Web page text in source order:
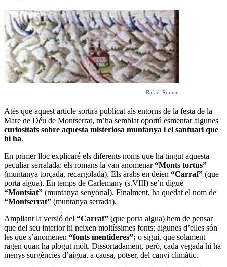
Rafael Romeu
Atès que aquest article sortirà publicat als entorns de la festa de la
Mare de Déu de Montserrat, m’ha semblat oportú esmentar algunes
curiositats sobre aquesta misteriosa muntanya i el santuari que
hi ha.
En primer lloc explicaré els diferents noms que ha tingut aquesta
peculiar serralada: els romans la van anomenar“Monts tortus”
(muntanya torçada, recargolada). Els àrabs en deien “Carraf” (que
porta aigua). En temps de Carlemany (s.VIII) se’n digué
“Montsiat” (muntanya senyorial). Finalment, ha quedat el nom de
“Montserrat” (muntanya serrada).
Ampliant la versió del “Carraf” (que porta aigua) hem de pensar
que del seu interior hi neixen moltíssimes fonts; algunes d’elles són
les que s’anomenen “fonts mentideres”; o sigui, que solament
ragen quan ha plogut molt. Dissortadament, però, cada vegada hi ha
menys surgències d’aigua, a causa, potser, del canvi climàtic.